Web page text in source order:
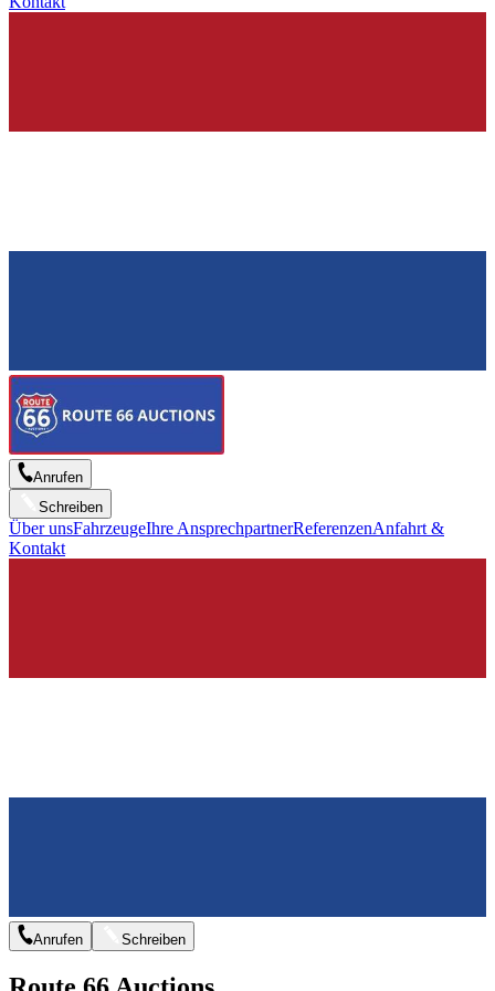
Anrufen
Schreiben
Über unsFahrzeugeIhre AnsprechpartnerReferenzenAnfahrt &
Kontakt
Anrufen Schreiben